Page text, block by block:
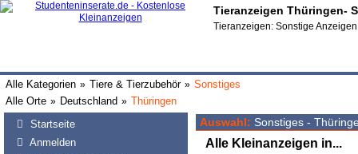
Tieranzeigen Thüringen-
Tieranzeigen: Sonstige
Alle Kategorien » Tiere & Tierzubehör » Sonstiges
Alle Orte » Deutschland » Thüringen
Startseite
Anmelden
Auswahl: Sonstiges -
Alle Kleinanzeigen in...